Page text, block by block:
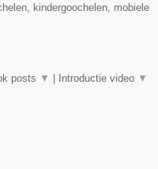
kindergoochelen, mobiele
posts ▼ Introductie video ▼